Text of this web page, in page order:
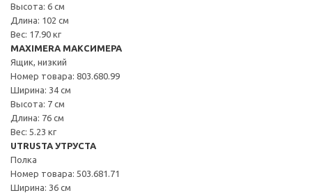
Высота: 6 см
Длина: 102 см
Вес: 17.90 кг
MAXIMERA МАКСИМЕРА
Ящик, низкий
Номер товара: 803.680.99
Ширина: 34 см
Высота: 7 см
Длина: 76 см
Вес: 5.23 кг
UTRUSTA УТРУСТА
Полка
Номер товара: 503.681.71
Ширина: 36 см